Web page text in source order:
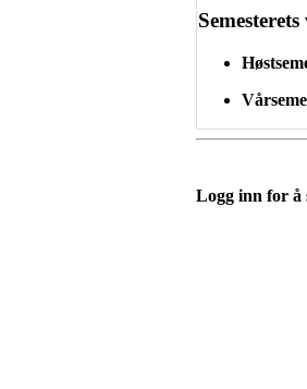
Logg inn for å